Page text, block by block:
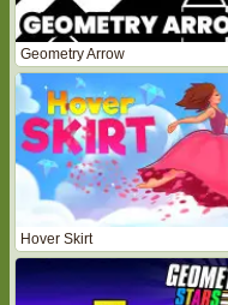
Geometry Arrow
Hover Skirt